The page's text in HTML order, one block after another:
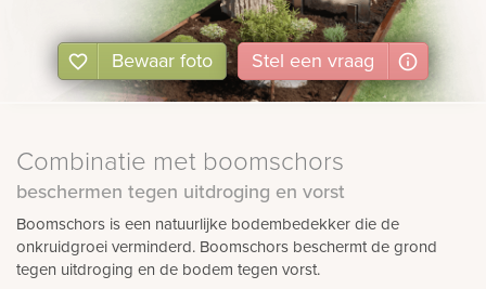
Bewaar foto Stel een vraag
Combinatie met boomschors
beschermen tegen uitdroging en vorst
Boomschors is een natuurlijke bodembedekker die de
onkruidgroei verminderd. Boomschors beschermt de grond
tegen uitdroging en de bodem tegen vorst.